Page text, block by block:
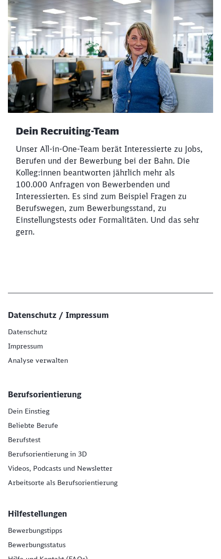
Dein Recruiting-Team
Unser All-in-One-Team berät Interessierte zu Jobs,
Berufen und der Bewerbung bei der Bahn. Die
Kolleg:innen beantworten jährlich mehr als
100.000 Anfragen von Bewerbenden und
Interessierten. Es sind zum Beispiel Fragen zu
Berufswegen, zum Bewerbungsstand, zu
Einstellungstests oder Formalitäten. Und das sehr
gern.
Datenschutz / Impressum
Datenschutz
Impressum
Analyse verwalten
Berufsorientierung
Dein Einstieg
Beliebte Berufe
Berufstest
Berufsorientierung in 3D
Videos, Podcasts und Newsletter
Arbeitsorte als Berufsorientierung
Hilfestellungen
Bewerbungstipps
Bewerbungsstatus